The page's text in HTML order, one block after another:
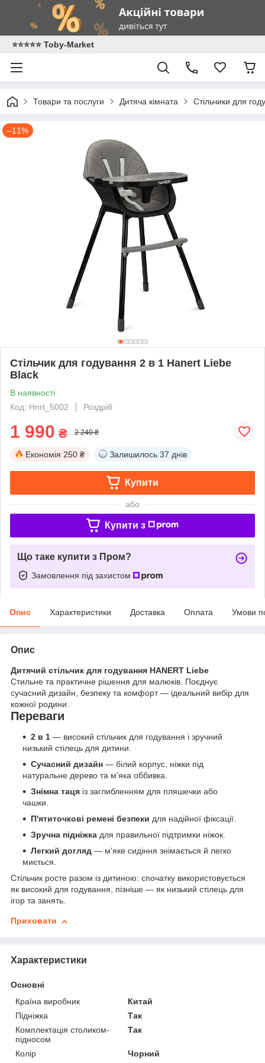
⭐️⭐️⭐️⭐️⭐️ Toby-Market
Товари та послуги Дитяча кімната Стільчики для
–11%
Стільчик для годування 2 в 1 Hanert Liebe
Black
В наявності
Код: Hnrt_5002
Роздріб
1 990 ₴ 2 240 ₴
Економія 250 ₴ Залишилось 37 днів
Купити
або
Купити з
Що таке купити з Пром?
Замовлення під захистом
Опис Характеристики Доставка Оплата Умови
Опис
Дитячий стільчик для годування HANERT Liebe
Стильне та практичне рішення для малюків. Поєднує
сучасний дизайн, безпеку та комфорт — ідеальний вибір для
кожної родини.
Переваги
2 в 1 — високий стільчик для годування і зручний
низький стілець для дитини.
Сучасний дизайн — білий корпус, ніжки під
натуральне дерево та м'яка оббивка.
Знімна таця із заглибленням для пляшечки або
чашки.
П'ятиточкові ремені безпеки для надійної фіксації.
Зручна підніжка для правильної підтримки ніжок.
Легкий догляд — м'яке сидіння знімається й легко
миється.
Стільчик росте разом із дитиною: спочатку використовується
як високий для годування, пізніше — як низький стілець для
ігор та занять.
Приховати
Характеристики
Основні
Країна виробник
Китай
Підніжка
Так
Комплектація столиком-
підносом
Так
Колір
Чорний